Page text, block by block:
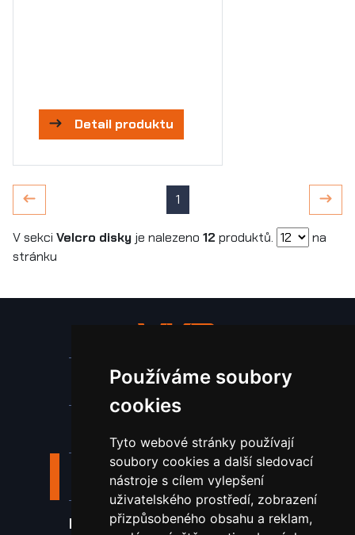
Používáme soubory
cookies
Tyto webové stránky používají
soubory cookies a další sledovací
nástroje s cílem vylepšení
uživatelského prostředí, zobrazení
přizpůsobeného obsahu a reklam,
Detail produktu
1
V sekci Velcro disky je nalezeno 12 produktů.
na
stránku
Stroje a zařízení
Spotřební materiál a nástroje
Náhradní díly pro vodní paprsek